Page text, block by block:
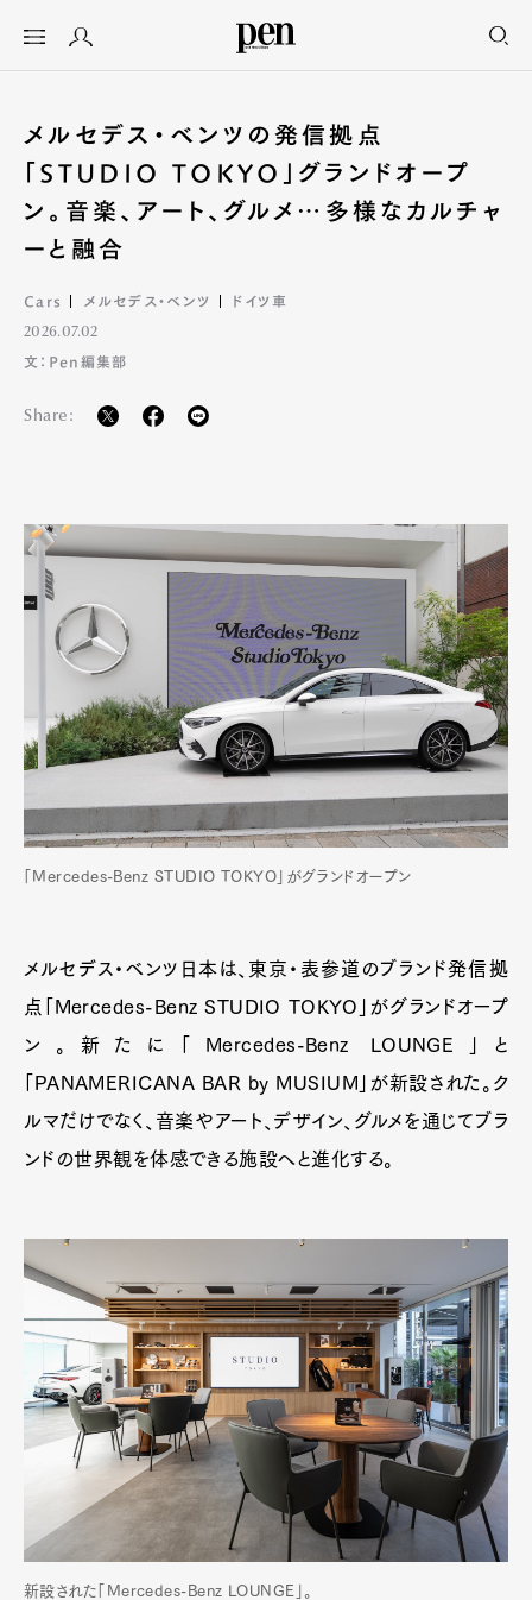
メルセデス・ベンツの発信拠点
「STUDIO TOKYO」グランドオープ
ン。音楽、アート、グルメ…多様なカルチャ
ーと融合
Cars メルセデス・ベンツ ドイツ車
2026.07.02
文：Pen編集部
Share:
「Mercedes-Benz STUDIO TOKYO」がグランドオープン
メルセデス・ベンツ日本は、東京・表参道のブランド発信拠
点「Mercedes-Benz STUDIO TOKYO」がグランドオープ
ン。新たに「Mercedes-Benz LOUNGE」と
「PANAMERICANA BAR by MUSIUM」が新設された。ク
ルマだけでなく、音楽やアート、デザイン、グルメを通じてブラ
ンドの世界観を体感できる施設へと進化する。
新設された「Mercedes-Benz LOUNGE」。